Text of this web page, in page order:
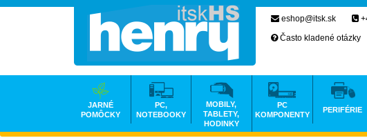
eshop@itsk.sk
Často kladené otázky
JARNÉ
POMÔCKY
PC,
NOTEBOOKY
MOBILY,
TABLETY,
HODINKY
PC
KOMPONENTY
PERIFÉRIE